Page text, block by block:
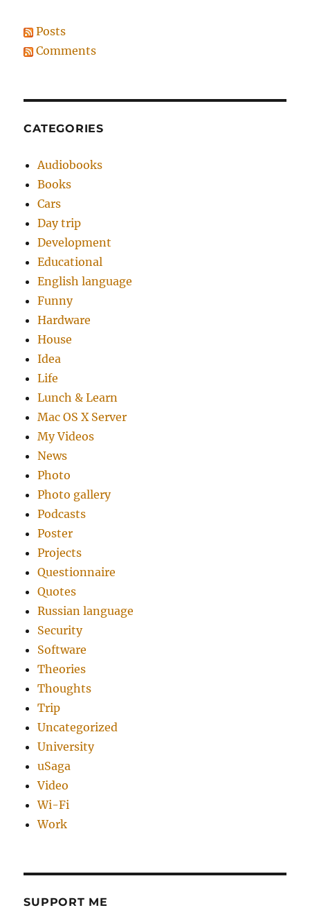
Posts
Comments
CATEGORIES
Audiobooks
Books
Cars
Day trip
Development
Educational
English language
Funny
Hardware
House
Idea
Life
Lunch & Learn
Mac OS X Server
My Videos
News
Photo
Photo gallery
Podcasts
Poster
Projects
Questionnaire
Quotes
Russian language
Security
Software
Theories
Thoughts
Trip
Uncategorized
University
uSaga
Video
Wi-Fi
Work
SUPPORT ME